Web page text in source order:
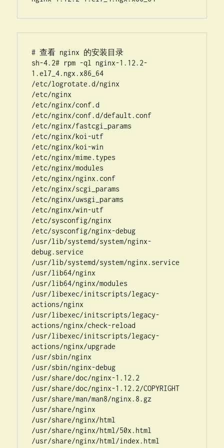
定
https
转
问
# 查看 nginx 的安装目录
sh-4.2# rpm -ql nginx-1.12.2-
1.el7_4.ngx.x86_64
/etc/logrotate.d/nginx
/etc/nginx
/etc/nginx/conf.d
/etc/nginx/conf.d/default.conf
/etc/nginx/fastcgi_params
/etc/nginx/koi-utf
/etc/nginx/koi-win
/etc/nginx/mime.types
/etc/nginx/modules
/etc/nginx/nginx.conf
/etc/nginx/scgi_params
/etc/nginx/uwsgi_params
/etc/nginx/win-utf
/etc/sysconfig/nginx
/etc/sysconfig/nginx-debug
/usr/lib/systemd/system/nginx-
debug.service
/usr/lib/systemd/system/nginx.service
/usr/lib64/nginx
/usr/lib64/nginx/modules
/usr/libexec/initscripts/legacy-
actions/nginx
/usr/libexec/initscripts/legacy-
actions/nginx/check-reload
/usr/libexec/initscripts/legacy-
actions/nginx/upgrade
/usr/sbin/nginx
/usr/sbin/nginx-debug
/usr/share/doc/nginx-1.12.2
/usr/share/doc/nginx-1.12.2/COPYRIGHT
/usr/share/man/man8/nginx.8.gz
/usr/share/nginx
/usr/share/nginx/html
/usr/share/nginx/html/50x.html
/usr/share/nginx/html/index.html